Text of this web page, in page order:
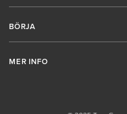
BÖRJA
MER INFO